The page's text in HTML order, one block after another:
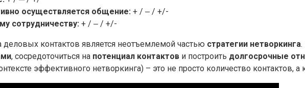
осуществляется общение: + / ‒ / +/-
сотрудничеству: + / ‒ / +/-
деловых контактов является неотъемлемой частью стратегии нетворкинга
, сосредоточиться на потенциал контактов и построить долгосрочные
эффективного нетворкинга) – это не просто количество контактов,